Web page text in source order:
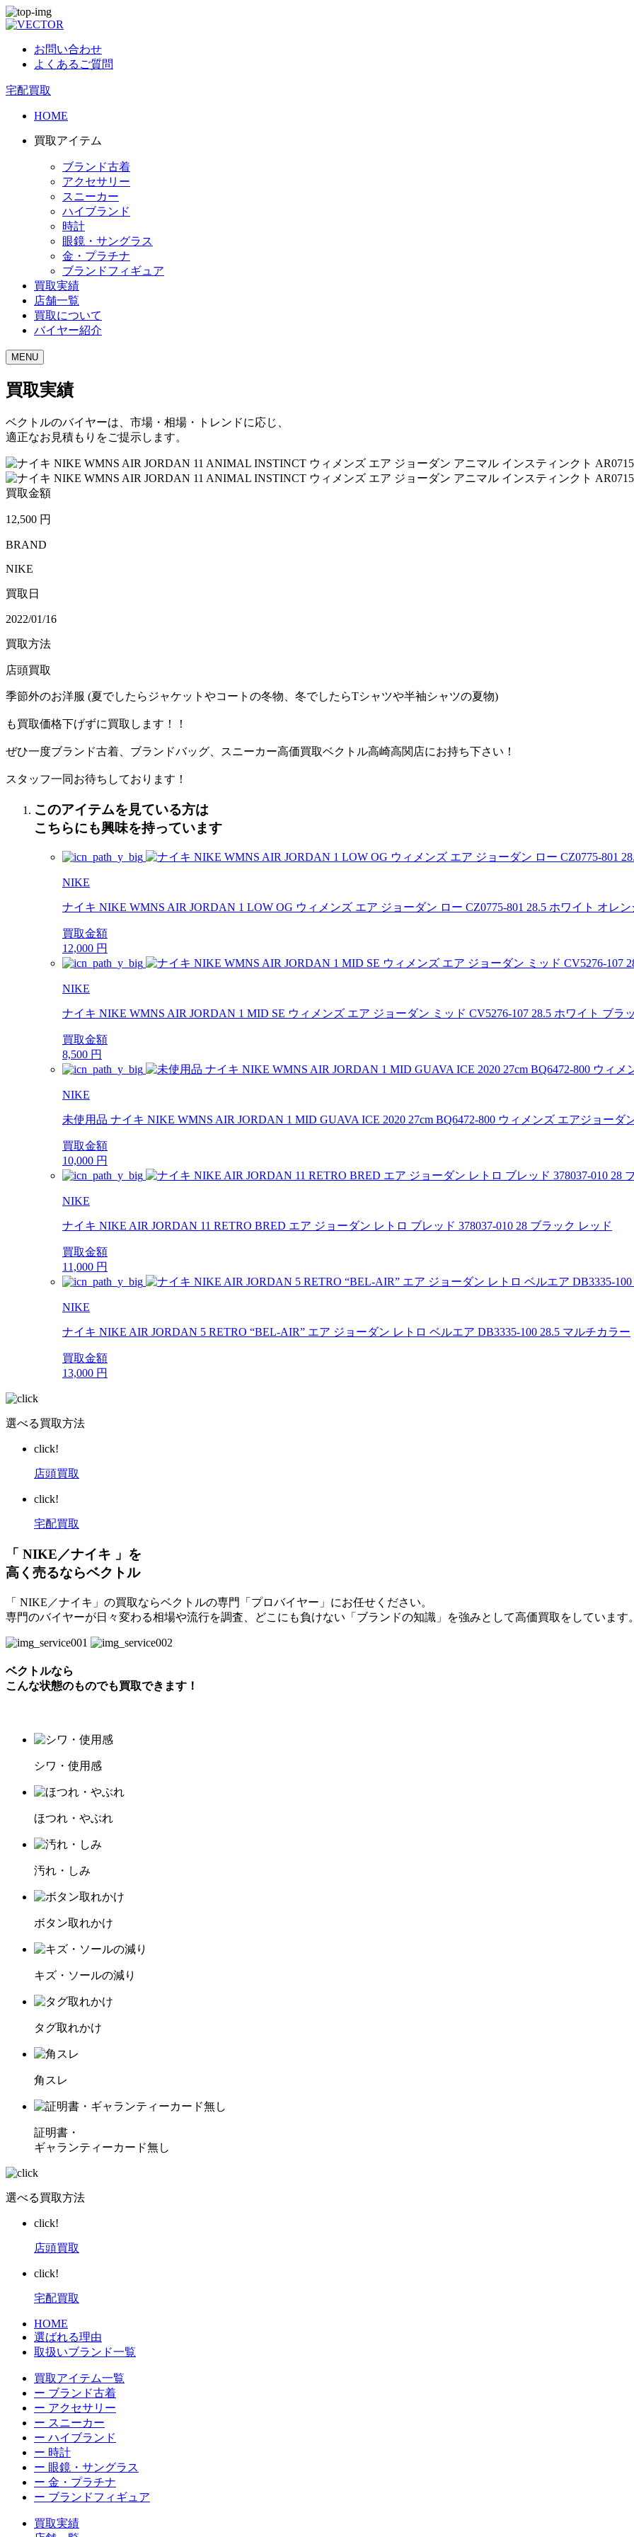
お問い合わせ
よくあるご質問
宅配買取
HOME
買取アイテム
ブランド古着
アクセサリー
スニーカー
ハイブランド
時計
眼鏡・サングラス
金・プラチナ
ブランドフィギュア
買取実績
店舗一覧
買取について
バイヤー紹介
MENU
買取実績
ベクトルのバイヤーは、市場・相場・トレンドに応じ、
適正なお見積もりをご提示します。
買取金額
12,500 円
BRAND
NIKE
買取日
2022/01/16
買取方法
店頭買取
季節外のお洋服 (夏でしたらジャケットやコートの冬物、冬でしたらTシャツや半袖シャツの夏物)
も買取価格下げずに買取します！！
ぜひ一度ブランド古着、ブランドバッグ、スニーカー高価買取ベクトル高崎高関店にお持ち下さい！
スタッフ一同お待ちしております！
このアイテムを見ている方は
こちらにも興味を持っています
NIKE
ナイキ NIKE WMNS AIR JORDAN 1 LOW OG ウィメンズ エア ジョーダン ロー CZ0775-801 28.5 ホワイト オレン
買取金額
12,000 円
NIKE
ナイキ NIKE WMNS AIR JORDAN 1 MID SE ウィメンズ エア ジョーダン ミッド CV5276-107 28.5 ホワイト ブラ
買取金額
8,500 円
NIKE
未使用品 ナイキ NIKE WMNS AIR JORDAN 1 MID GUAVA ICE 2020 27cm BQ6472-800 ウィメンズ エアジョーダ
買取金額
10,000 円
NIKE
ナイキ NIKE AIR JORDAN 11 RETRO BRED エア ジョーダン レトロ ブレッド 378037-010 28 ブラック レッド
買取金額
11,000 円
NIKE
ナイキ NIKE AIR JORDAN 5 RETRO “BEL-AIR” エア ジョーダン レトロ ベルエア DB3335-100 28.5 マルチカラー
買取金額
13,000 円
選べる買取方法
click!
店頭買取
click!
宅配買取
「 NIKE／ナイキ 」を
高く売るならベクトル
「 NIKE／ナイキ」の買取ならベクトルの専門「プロバイヤー」にお任せください。
専門のバイヤーが日々変わる相場や流行を調査、どこにも負けない「ブランドの知識」を強みとして高価買取をしています
ベクトルなら
こんな状態のものでも買取できます！
シワ・使用感
ほつれ・やぶれ
汚れ・しみ
ボタン取れかけ
キズ・ソールの減り
タグ取れかけ
角スレ
証明書・
ギャランティーカード無し
選べる買取方法
click!
店頭買取
click!
宅配買取
HOME
選ばれる理由
取扱いブランド一覧
買取アイテム一覧
ー ブランド古着
ー アクセサリー
ー スニーカー
ー ハイブランド
ー 時計
ー 眼鏡・サングラス
ー 金・プラチナ
ー ブランドフィギュア
買取実績